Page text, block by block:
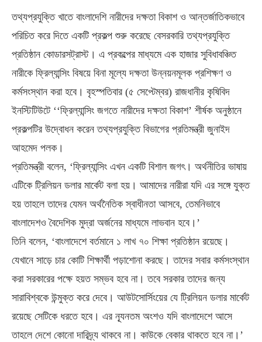
তথ্যপ্রযুক্তি খাতে বাংলাদেশি নারীদের দক্ষতা বিকাশ ও আন্তর্জাতিকভাবে
পরিচিত করে দিতে একটি প্রকল্প শুরু করেছে বেসরকারি তথ্যপ্রযুক্তি
প্রতিষ্ঠান কোডারসট্রাস্ট। এ প্রকল্পের মাধ্যমে এক হাজার সুবিধাবঞ্চিত
নারীকে ফ্রিল্যান্সিং বিষয়ে বিনা মূল্যে দক্ষতা উন্নয়নমূলক প্রশিক্ষণ ও
কর্মসংস্থান করা হবে। বৃহস্পতিবার (৫ সেপ্টেম্বর) রাজধানীর কৃষিবিদ
ইনস্টিটিউটে ‘‘ফ্রিল্যান্সিং জগতে নারীদের দক্ষতা বিকাশ’ শীর্ষক অনুষ্ঠানে
প্রকল্পটির উদ্বোধন করেন তথ্যপ্রযুক্তি বিভাগের প্রতিমন্ত্রী জুনাইদ
আহমেদ পলক।
প্রতিমন্ত্রী বলেন, ‘ফ্রিল্যান্সিং এখন একটি বিশাল জগৎ। অর্থনীতির ভাষায়
এটিকে ট্রিলিয়ন ডলার মার্কেট বলা হয়। আমাদের নারীরা যদি এর সঙ্গে যুক্ত
হয় তাহলে তাদের যেমন অর্থনৈতিক স্বাধীনতা আসবে, তেমনিভাবে
বাংলাদেশও বৈদেশিক মুদ্রা অর্জনের মাধ্যমে লাভবান হবে।’
তিনি বলেন, ‘বাংলাদেশে বর্তমানে ১ লাখ ৭০ শিক্ষা প্রতিষ্ঠান রয়েছে।
যেখানে সাড়ে চার কোটি শিক্ষার্থী পড়াশোনা করছে। তাদের সবার কর্মসংস্থান
করা সরকারের পক্ষে হয়ত সম্ভব হবে না। তবে সরকার তাদের জন্য
সারাবিশ্বকে উন্মুক্ত করে দেবে। আউটসোর্সিংয়ের যে ট্রিলিয়ন ডলার মার্কেট
রয়েছে সেটিকে ধরতে হবে। এর ন্যূনতম অংশও যদি বাংলাদেশে আসে
তাহলে দেশে কোনো দারিদ্র্য থাকবে না। কাউকে বেকার থাকতে হবে না।’